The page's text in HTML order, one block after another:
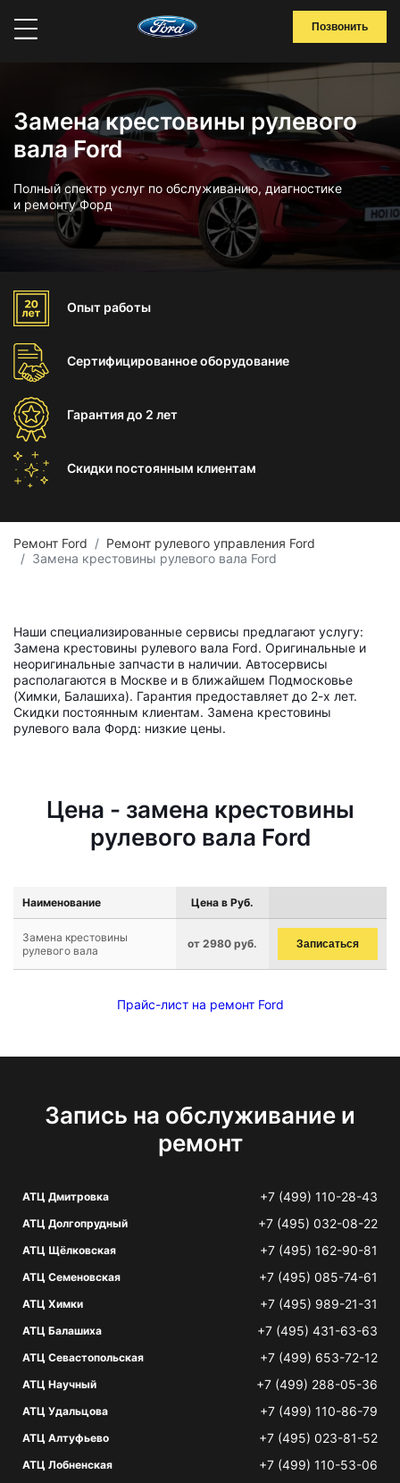
Позвонить
Замена крестовины рулевого
вала Ford
Полный спектр услуг по обслуживанию, диагностике
и ремонту Форд
Опыт работы
Сертифицированноеоборудование
Гарантиядо 2 лет
Скидки постоянным клиентам
Ремонт Ford
Ремонт рулевого управления Ford
Замена крестовины рулевого вала Ford
Наши специализированные сервисы предлагают услугу:
Замена крестовины рулевого вала Ford. Оригинальные и
неоригинальные запчасти в наличии. Автосервисы
располагаются в Москве и в ближайшем Подмосковье
(Химки, Балашиха). Гарантия предоставляет до 2-х лет.
Скидки постоянным клиентам. Замена крестовины
рулевого вала Форд: низкие цены.
Цена - замена крестовины
рулевого вала Ford
Наименование Цена в Руб.
Замена крестовины
рулевого вала
от 2980 руб. Записаться
Прайс-лист на ремонт Ford
Запись на обслуживание и
ремонт
АТЦ Дмитровка +7 (499) 110-28-43
АТЦ Долгопрудный +7 (495) 032-08-22
АТЦ Щёлковская +7 (495) 162-90-81
АТЦ Семеновская +7 (495) 085-74-61
АТЦ Химки +7 (495) 989-21-31
АТЦ Балашиха +7 (495) 431-63-63
АТЦ Севастопольская +7 (499) 653-72-12
АТЦ Научный +7 (499) 288-05-36
АТЦ Удальцова +7 (499) 110-86-79
АТЦ Алтуфьево +7 (495) 023-81-52
АТЦ Лобненская +7 (499) 110-53-06